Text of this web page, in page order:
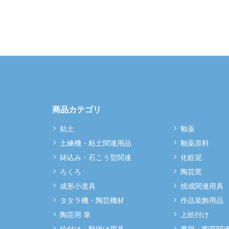
商品カテゴリ
粘土
土練機・粘土関連用品
鋳込み・石こう型関連
ろくろ
成形小道具
タタラ機・陶芸機材
陶芸用 筆
釉薬
釉薬原料
化粧泥
陶芸窯
焼成関連用具
作品装飾用品
上絵付け